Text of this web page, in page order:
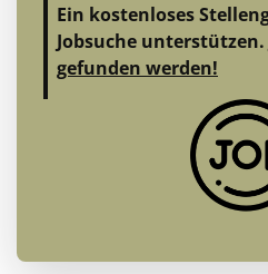
Ein kostenloses
Jobsuche unterstützen.
gefunden werden!